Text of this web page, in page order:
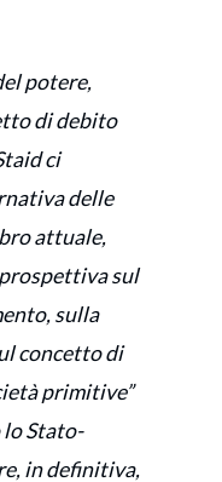
potere,
di debito
ci
delle
attuale,
sul
sulla
concetto di
primitive”
Stato-
in definitiva,